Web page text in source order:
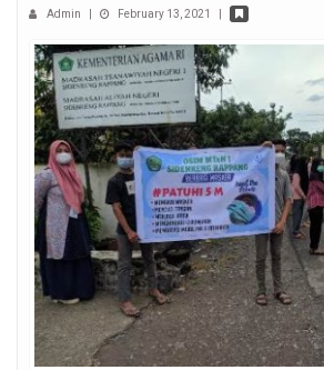
Admin February 13, 2021